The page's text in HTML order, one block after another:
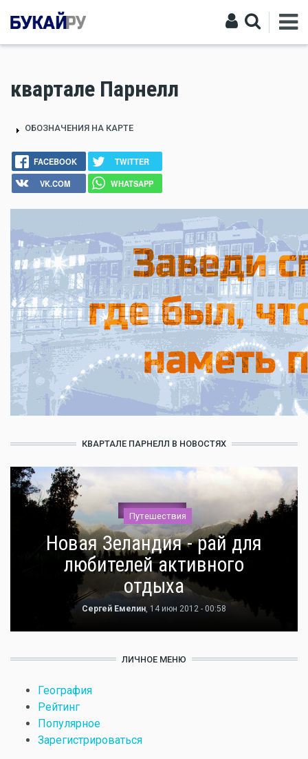
квартале Парнелл
ОБОЗНАЧЕНИЯ НА КАРТЕ
FACEBOOK
TWITTER
VK.COM
WHATSAPP
КВАРТАЛЕ ПАРНЕЛЛ В НОВОСТЯХ
Путешествия
Новая Зеландия - рай для
любителей активного
отдыха
Сергей Емелин, 14 июн 2012 - 00:58
ЛИЧНОЕ МЕНЮ
География
Рейтинг
Популярное
Зарегистрироваться